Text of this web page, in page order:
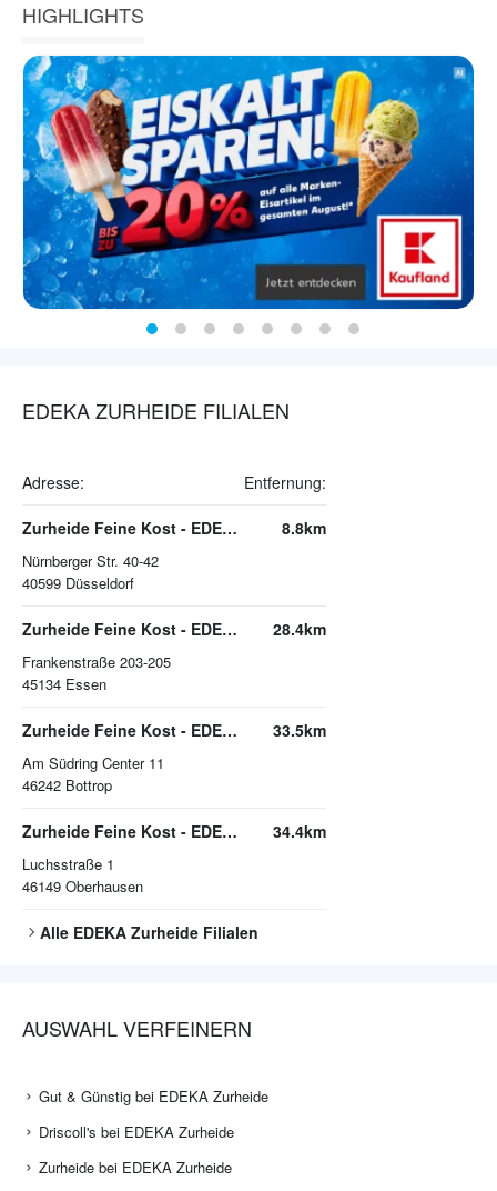
HIGHLIGHTS
EDEKA ZURHEIDE FILIALEN
Adresse: Entfernung:
Zurheide Feine Kost - EDEKA Frischecenter
Nürnberger Str. 40-42
40599 Düsseldorf
8.8km
Zurheide Feine Kost - EDEKA Frischecenter
Frankenstraße 203-205
45134 Essen
28.4km
Zurheide Feine Kost - EDEKA Frischecenter
Am Südring Center 11
46242 Bottrop
33.5km
Zurheide Feine Kost - EDEKA Frischecenter
Luchsstraße 1
46149 Oberhausen
34.4km
Alle EDEKA Zurheide Filialen
AUSWAHL VERFEINERN
Gut & Günstig bei EDEKA Zurheide
Driscoll's bei EDEKA Zurheide
Zurheide bei EDEKA Zurheide